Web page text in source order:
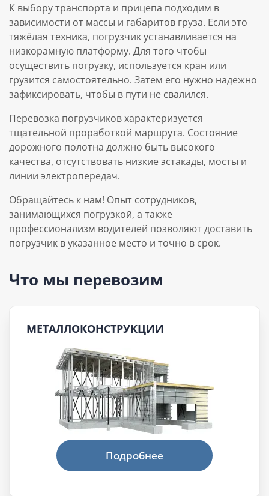
К выбору транспорта и прицепа подходим в
зависимости от массы и габаритов груза. Если это
тяжёлая техника, погрузчик устанавливается на
низкорамную платформу. Для того чтобы
осуществить погрузку, используется кран или
грузится самостоятельно. Затем его нужно надежно
зафиксировать, чтобы в пути не свалился.
Перевозка погрузчиков характеризуется
тщательной проработкой маршрута. Состояние
дорожного полотна должно быть высокого
качества, отсутствовать низкие эстакады, мосты и
линии электропередач.
Обращайтесь к нам! Опыт сотрудников,
занимающихся погрузкой, а также
профессионализм водителей позволяют доставить
погрузчик в указанное место и точно в срок.
Что мы перевозим
МЕТАЛЛОКОНСТРУКЦИИ